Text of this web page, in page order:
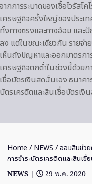
จากการระบาดของเชื้อไวรัสโ
เศรษฐกิจครั้งใหญ่ของประเ
ทั้งทางตรงและทางอ้อม แล
ลง แต่ในขณะเดียวกัน รายจ่า
เห็นถึงปัญหาและออกมาตรกา
เศรษฐกิจตกต่ำในช่วงนี้ด้วยก
เชื่อบัตรเงินสดนั่นเอง ธนาค
บัตรเครดิตและสินเชื่อบัตรเงิ
Home / NEWS / ออมสินช่ว
การชำระบัตรเครดิตและสินเชื่
NEWS |
29 พ.ค. 2020